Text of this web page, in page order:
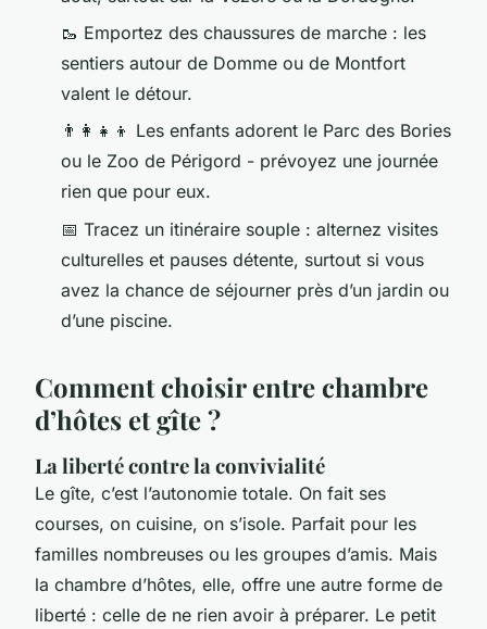
🥾 Emportez des chaussures de marche : les
sentiers autour de Domme ou de Montfort
valent le détour.
👨‍👩‍👧‍👦 Les enfants adorent le Parc des Bories
ou le Zoo de Périgord - prévoyez une journée
rien que pour eux.
📅 Tracez un itinéraire souple : alternez visites
culturelles et pauses détente, surtout si vous
avez la chance de séjourner près d’un jardin ou
d’une piscine.
Comment choisir entre chambre
d’hôtes et gîte ?
La liberté contre la convivialité
Le gîte, c’est l’autonomie totale. On fait ses
courses, on cuisine, on s’isole. Parfait pour les
familles nombreuses ou les groupes d’amis. Mais
la chambre d’hôtes, elle, offre une autre forme de
liberté : celle de ne rien avoir à préparer. Le petit